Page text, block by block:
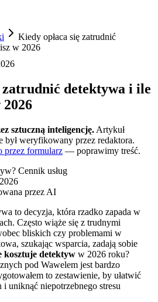
Kiedy opłaca się zatrudnić
w 2026
zatrudnić detektywa i ile
2026
sztuczną inteligencję. Artykuł
był weryfikowany przez redaktora.
przez formularz — poprawimy treść.
przez AI
to decyzja, która rzadko zapada w
Często wiąże się z trudnymi
bliskich czy problemami w
szukając wsparcia, zadają sobie
kosztuje detektyw w 2026 roku?
pod Wawelem jest bardzo
to zestawienie, by ułatwić
uniknąć niepotrzebnego stresu